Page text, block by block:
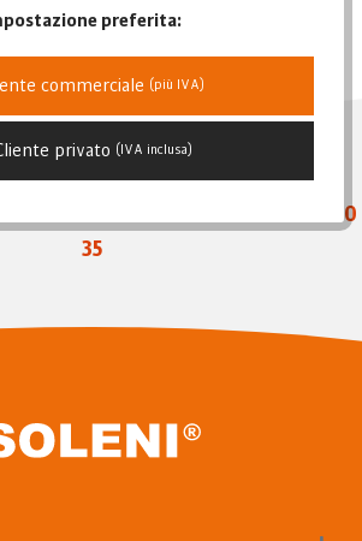
e assistenza
+39 388 385 10
35
preferita:
commerciale (più IVA)
privato (IVA inclusa)